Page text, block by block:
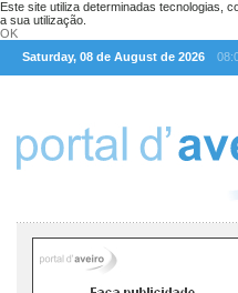
Este site utiliza determinadas tecnologias,
a sua utilização.
OK
Saturday, 08 de August de 2026